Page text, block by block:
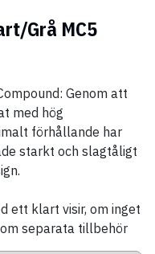
Grå MC5
Genom att
med hög
förhållande har
starkt och slagtåligt
ett klart visir, om inget
separata tillbehör